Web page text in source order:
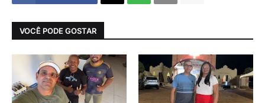
VOCÊ PODE GOSTAR